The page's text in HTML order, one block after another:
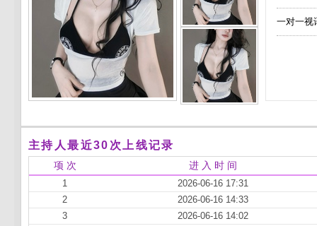
一对一
主持人最近30次上线记录
项 次 进 入 时 间
1
2026-06-16 17:31
2
2026-06-16 14:33
3
2026-06-16 14:02